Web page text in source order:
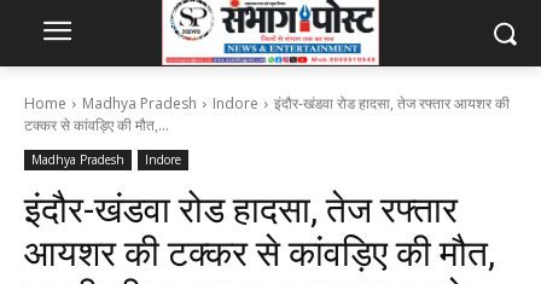
Home Madhya Pradesh Indore
इंदौर-खंडवा रोड हादसा, तेज रफ्तार आयशर की
टक्कर से कांवड़िए की मौत,...
Madhya Pradesh Indore
इंदौर-खंडवा रोड हादसा, तेज रफ्तार
आयशर की टक्कर से कांवड़िए की मौत,